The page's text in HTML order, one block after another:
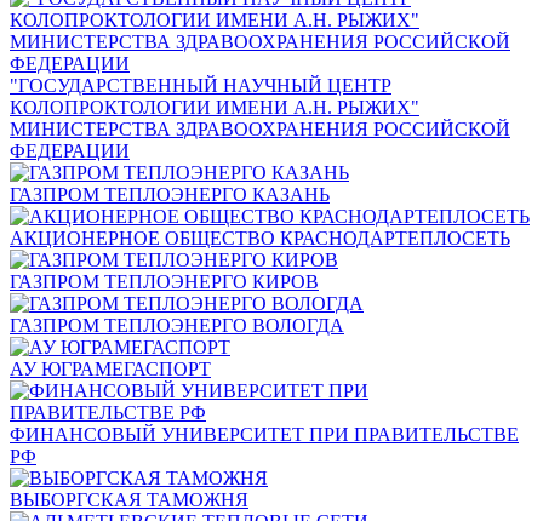
"ГОСУДАРСТВЕННЫЙ НАУЧНЫЙ ЦЕНТР
КОЛОПРОКТОЛОГИИ ИМЕНИ А.Н. РЫЖИХ"
МИНИСТЕРСТВА ЗДРАВООХРАНЕНИЯ РОССИЙСКОЙ
ФЕДЕРАЦИИ
ГАЗПРОМ ТЕПЛОЭНЕРГО КАЗАНЬ
АКЦИОНЕРНОЕ ОБЩЕСТВО КРАСНОДАРТЕПЛОСЕТЬ
ГАЗПРОМ ТЕПЛОЭНЕРГО КИРОВ
ГАЗПРОМ ТЕПЛОЭНЕРГО ВОЛОГДА
АУ ЮГРАМЕГАСПОРТ
ФИНАНСОВЫЙ УНИВЕРСИТЕТ ПРИ ПРАВИТЕЛЬСТВЕ
РФ
ВЫБОРГСКАЯ ТАМОЖНЯ